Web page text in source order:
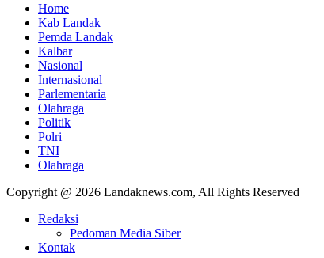
Home
Kab Landak
Pemda Landak
Kalbar
Nasional
Internasional
Parlementaria
Olahraga
Politik
Polri
TNI
Olahraga
Copyright @ 2026 Landaknews.com, All Rights Reserved
Redaksi
Pedoman Media Siber
Kontak